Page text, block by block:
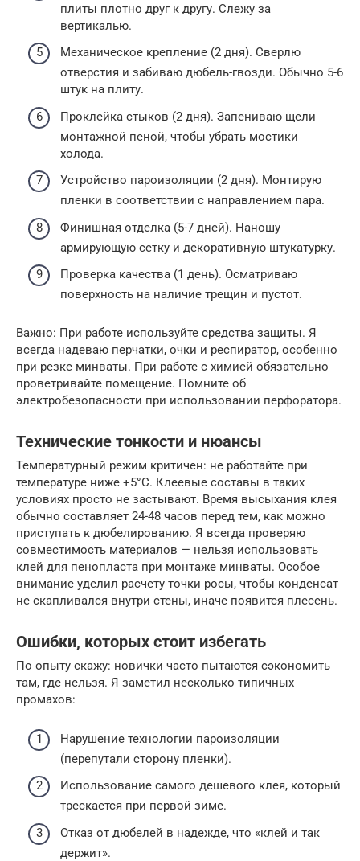
плиты плотно друг к другу. Слежу за
вертикалью.
Механическое крепление (2 дня). Сверлю
отверстия и забиваю дюбель-гвозди. Обычно 5-6
штук на плиту.
Проклейка стыков (2 дня). Запениваю щели
монтажной пеной, чтобы убрать мостики
холода.
Устройство пароизоляции (2 дня). Монтирую
пленки в соответствии с направлением пара.
Финишная отделка (5-7 дней). Наношу
армирующую сетку и декоративную штукатурку.
Проверка качества (1 день). Осматриваю
поверхность на наличие трещин и пустот.
Важно: При работе используйте средства защиты. Я
всегда надеваю перчатки, очки и респиратор, особенно
при резке минваты. При работе с химией обязательно
проветривайте помещение. Помните об
электробезопасности при использовании перфоратора.
Технические тонкости и нюансы
Температурный режим критичен: не работайте при
температуре ниже +5°C. Клеевые составы в таких
условиях просто не застывают. Время высыхания клея
обычно составляет 24-48 часов перед тем, как можно
приступать к дюбелированию. Я всегда проверяю
совместимость материалов — нельзя использовать
клей для пенопласта при монтаже минваты. Особое
внимание уделил расчету точки росы, чтобы конденсат
не скапливался внутри стены, иначе появится плесень.
Ошибки, которых стоит избегать
По опыту скажу: новички часто пытаются сэкономить
там, где нельзя. Я заметил несколько типичных
промахов:
Нарушение технологии пароизоляции
(перепутали сторону пленки).
Использование самого дешевого клея, который
трескается при первой зиме.
Отказ от дюбелей в надежде, что «клей и так
держит».